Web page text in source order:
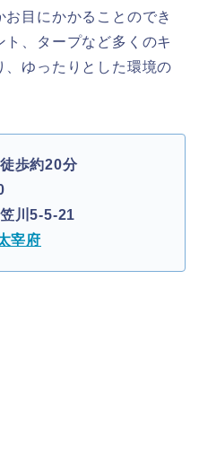
目にかかることのでき
、タープなど多くのキ
、ゆったりとした環境の
歩約20分
川5-5-21
宰府